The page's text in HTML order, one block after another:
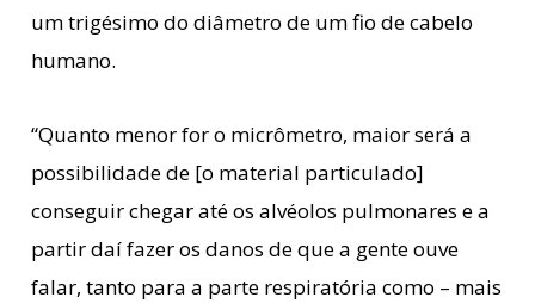
um trigésimo do diâmetro de um fio de cabelo
humano.
“Quanto menor for o micrômetro, maior será a
possibilidade de [o material particulado]
conseguir chegar até os alvéolos pulmonares e a
partir daí fazer os danos de que a gente ouve
falar, tanto para a parte respiratória como – mais